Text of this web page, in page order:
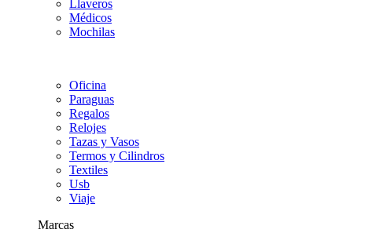
Llaveros
Médicos
Mochilas
Oficina
Paraguas
Regalos
Relojes
Tazas y Vasos
Termos y Cilindros
Textiles
Usb
Viaje
Marcas